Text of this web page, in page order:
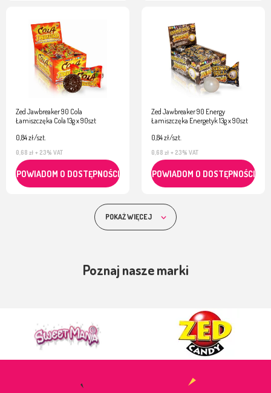
Zed Jawbreaker 90 Cola
Łamiszczęka Cola 13g x 90szt
0,84 zł/szt.
0,68 zł + 23% VAT
POWIADOM O DOSTĘPNOŚCI
Zed Jawbreaker 90 Energy
Łamiszczęka Energetyk 13g x 90szt
0,84 zł/szt.
0,68 zł + 23% VAT
POWIADOM O DOSTĘPNOŚCI
POKAŻ WIĘCEJ
Poznaj nasze marki